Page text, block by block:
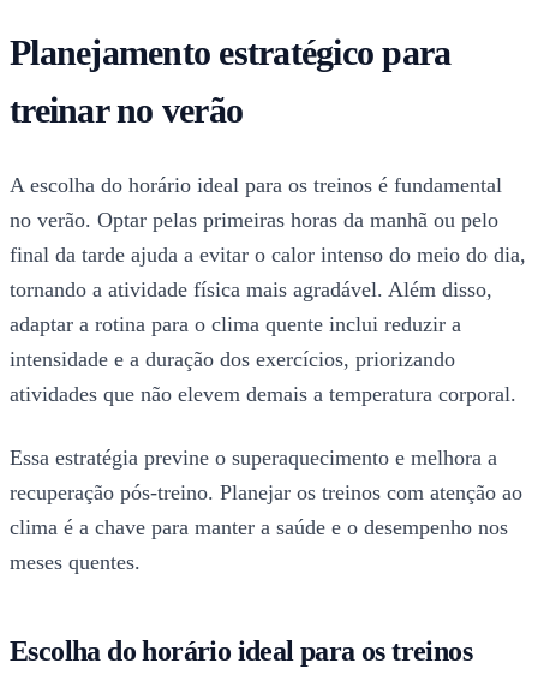
Planejamento estratégico para
treinar no verão
A escolha do horário ideal para os treinos é fundamental
no verão. Optar pelas primeiras horas da manhã ou pelo
final da tarde ajuda a evitar o calor intenso do meio do dia,
tornando a atividade física mais agradável. Além disso,
adaptar a rotina para o clima quente inclui reduzir a
intensidade e a duração dos exercícios, priorizando
atividades que não elevem demais a temperatura corporal.
Essa estratégia previne o superaquecimento e melhora a
recuperação pós-treino. Planejar os treinos com atenção ao
clima é a chave para manter a saúde e o desempenho nos
meses quentes.
Escolha do horário ideal para os treinos